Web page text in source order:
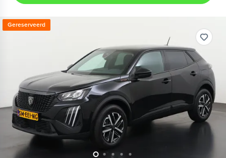
Gereserveerd